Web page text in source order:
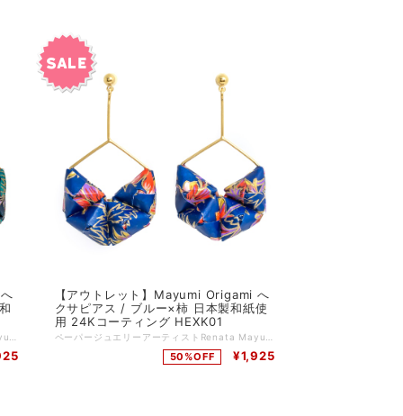
【アウトレット】Mayumi Origami へ
クサピアス / ブルー×柿 日本製和紙使
用 24Kコーティング HEXK01
50%OFF ¥1,925